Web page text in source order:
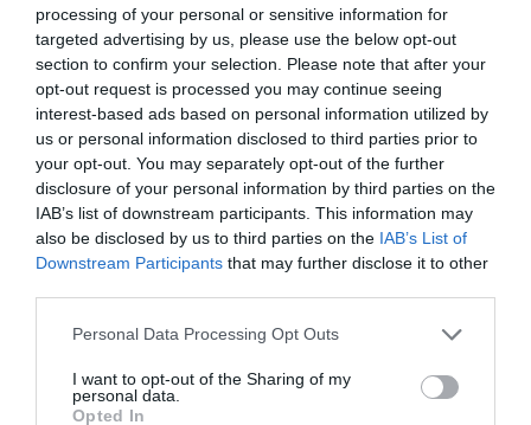
processing of your personal or sensitive information for
targeted advertising by us, please use the below opt-out
section to confirm your selection. Please note that after your
opt-out request is processed you may continue seeing
interest-based ads based on personal information utilized by
us or personal information disclosed to third parties prior to
your opt-out. You may separately opt-out of the further
disclosure of your personal information by third parties on the
IAB’s list of downstream participants. This information may
also be disclosed by us to third parties on the IAB’s List of
Downstream Participants that may further disclose it to other
Please note that this website/app uses one or more Google
not limited to your visit or usage behaviour. You may click to
grant or deny consent to Google and its third-party tags to
Personal Data Processing Opt Outs
I want to opt-out of the Sharing of my
personal data.
Opted In
"Adott egy idős férfi klasszikus nyaka lógó bőrrel. A korral a bőr
szerkezete megváltozik és gyengül. Vlagyimir Putyin arca nagyon
ápolt, észrevehető a professzionális kozmetikai ápolás. És amikor
a tökéletes arcot látjuk, természetesen a nyak bőre éles
kontrasztot ad, mert sajnos a nyakra nincsenek ilyen hatékony
professzionális kezelések. Mi több, az ing és a nyakkendő
felhúzása közben a nyak összenyomódik, a bőr összegyűlik és
beráncosodik."
Egy éve még garbóban mászkált
with Russian TV. Kremlin can't help itself.
pic.twitter.com/VrT9SMOonO
Vlagyimir Putyin "hegét" először egy 2020. december 17-i